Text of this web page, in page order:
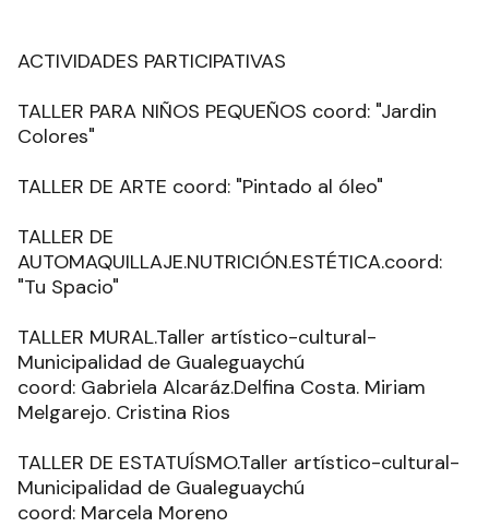
ACTIVIDADES PARTICIPATIVAS
TALLER PARA NIÑOS PEQUEÑOS coord: "Jardin
Colores"
TALLER DE ARTE coord: "Pintado al óleo"
TALLER DE
AUTOMAQUILLAJE.NUTRICIÓN.ESTÉTICA.coord:
"Tu Spacio"
TALLER MURAL.Taller artístico-cultural-
Municipalidad de Gualeguaychú
coord: Gabriela Alcaráz.Delfina Costa. Miriam
Melgarejo. Cristina Rios
TALLER DE ESTATUÍSMO.Taller artístico-cultural-
Municipalidad de Gualeguaychú
coord: Marcela Moreno